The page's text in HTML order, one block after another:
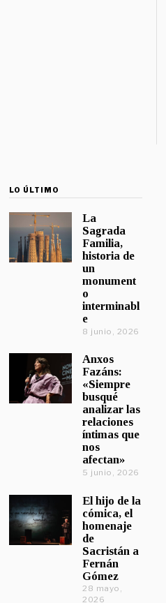
LO ÚLTIMO
La
Sagrada
Familia,
historia de
un
monument
o
interminabl
e
8 junio, 2026
Anxos
Fazáns:
«Siempre
busqué
analizar las
relaciones
íntimas que
nos
afectan»
5 junio, 2026
El hijo de la
cómica, el
homenaje
de
Sacristán a
Fernán
Gómez
28 mayo,
2026